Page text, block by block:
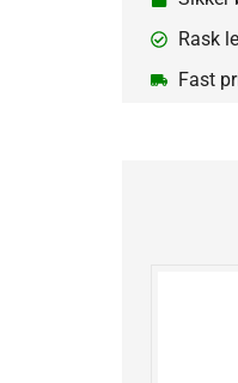
Rask
Fast